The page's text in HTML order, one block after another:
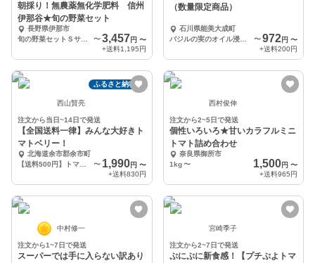
朝採り！無農薬無化学肥料 信州
伊那谷★旬の野菜セット
長野県伊那市
〜 3,457 円 〜
+送料1,195円
（数量限定商品）
石川県能美大成町
バジルの実のオイル浸け35g×2
〜972円 〜
+送料200円
ふるさと納税可
西山賢亮
注文から当日~14日で発送
【全国送料一律】みんな大好きト
マトベリー！
北海道余市郡余市町
〜 1,990円 〜
+送料830円
西村俊伸
注文から2~5日で発送
個性いろいろ★甘いカラフルミニ
トマト詰め合わせ
奈良県御所市
1kg 〜 1,500円 〜
+送料965円
中村修一
注文から1~7日で発送
スーパーでは手に入らない訳あり
宮崎季子
注文から2~7日で発送
ぷにぷに新食感！【プチぷよトマ